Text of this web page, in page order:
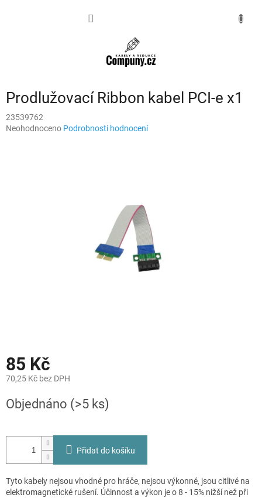
NÁKUPNÍ
Prodlužovací Ribbon kabel PCI-e x1
23539762
Průměrné
Neohodnoceno Podrobnosti hodnocení
85 Kč
70,25 Kč bez DPH
cena:
Objednáno (>5 ks)
Přidat do košíku
Tyto kabely nejsou vhodné pro hráče, nejsou výkonné, jsou citlivé na
elektromagnetické rušení. Účinnost a výkon je o 8 - 15% nižší než při